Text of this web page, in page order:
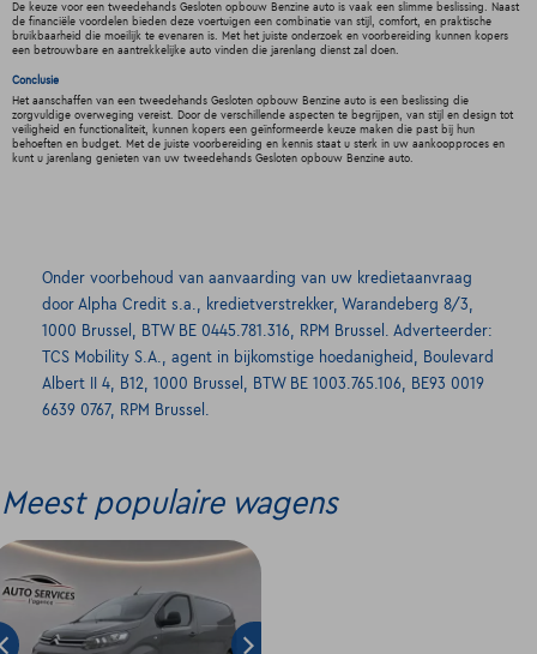
De keuze voor een tweedehands Gesloten opbouw Benzine auto is vaak een slimme beslissing. Naast
de financiële voordelen bieden deze voertuigen een combinatie van stijl, comfort, en praktische
bruikbaarheid die moeilijk te evenaren is. Met het juiste onderzoek en voorbereiding kunnen kopers
een betrouwbare en aantrekkelijke auto vinden die jarenlang dienst zal doen.
Conclusie
Het aanschaffen van een tweedehands Gesloten opbouw Benzine auto is een beslissing die
zorgvuldige overweging vereist. Door de verschillende aspecten te begrijpen, van stijl en design tot
veiligheid en functionaliteit, kunnen kopers een geïnformeerde keuze maken die past bij hun
behoeften en budget. Met de juiste voorbereiding en kennis staat u sterk in uw aankoopproces en
kunt u jarenlang genieten van uw tweedehands Gesloten opbouw Benzine auto.
Onder voorbehoud van aanvaarding van uw kredietaanvraag
door Alpha Credit s.a., kredietverstrekker, Warandeberg 8/3,
1000 Brussel, BTW BE 0445.781.316, RPM Brussel. Adverteerder:
TCS Mobility S.A., agent in bijkomstige hoedanigheid, Boulevard
Albert II 4, B12, 1000 Brussel, BTW BE 1003.765.106, BE93 0019
6639 0767, RPM Brussel.
Meest populaire wagens